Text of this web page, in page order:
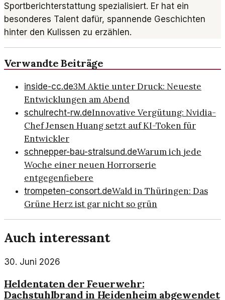
Sportberichterstattung spezialisiert. Er hat ein
besonderes Talent dafür, spannende Geschichten
hinter den Kulissen zu erzählen.
Verwandte Beiträge
inside-cc.de3M Aktie unter Druck: Neueste
Entwicklungen am Abend
schulrecht-rw.deInnovative Vergütung: Nvidia-
Chef Jensen Huang setzt auf KI-Token für
Entwickler
schnepper-bau-stralsund.deWarum ich jede
Woche einer neuen Horrorserie
entgegenfiebere
trompeten-consort.deWald in Thüringen: Das
Grüne Herz ist gar nicht so grün
Auch interessant
30. Juni 2026
Heldentaten der Feuerwehr:
Dachstuhlbrand in Heidenheim abgewendet